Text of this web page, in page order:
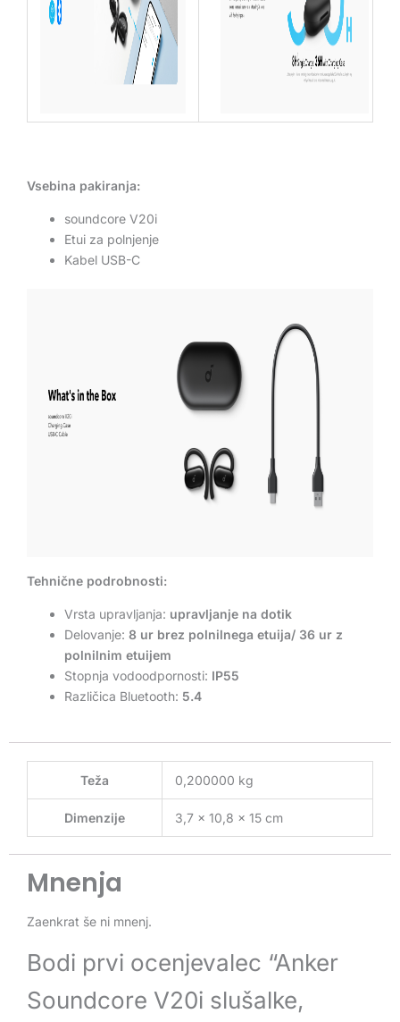
Vsebina pakiranja:
soundcore V20i
Etui za polnjenje
Kabel USB-C
Tehnične podrobnosti:
Vrsta upravljanja: upravljanje na dotik
Delovanje: 8 ur brez polnilnega etuija/ 36 ur z
polnilnim etuijem
Stopnja vodoodpornosti: IP55
Različica Bluetooth: 5.4
Teža 0,200000 kg
Dimenzije 3,7 × 10,8 × 15 cm
Mnenja
Zaenkrat še ni mnenj.
Bodi prvi ocenjevalec “Anker
Soundcore V20i slušalke,